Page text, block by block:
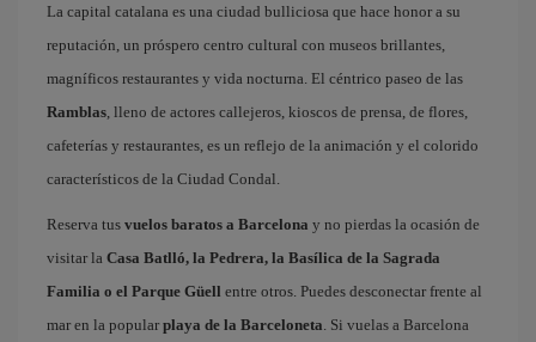
La capital catalana es una ciudad bulliciosa que hace honor a su
reputación, un próspero centro cultural con museos brillantes,
magníficos restaurantes y vida nocturna. El céntrico paseo de las
Ramblas, lleno de actores callejeros, kioscos de prensa, de flores,
cafeterías y restaurantes, es un reflejo de la animación y el colorido
característicos de la Ciudad Condal.
Reserva tus vuelos baratos a Barcelona y no pierdas la ocasión de
visitar la Casa Batlló, la Pedrera, la Basílica de la Sagrada
Familia o el Parque Güell entre otros. Puedes desconectar frente al
mar en la popular playa de la Barceloneta. Si vuelas a Barcelona